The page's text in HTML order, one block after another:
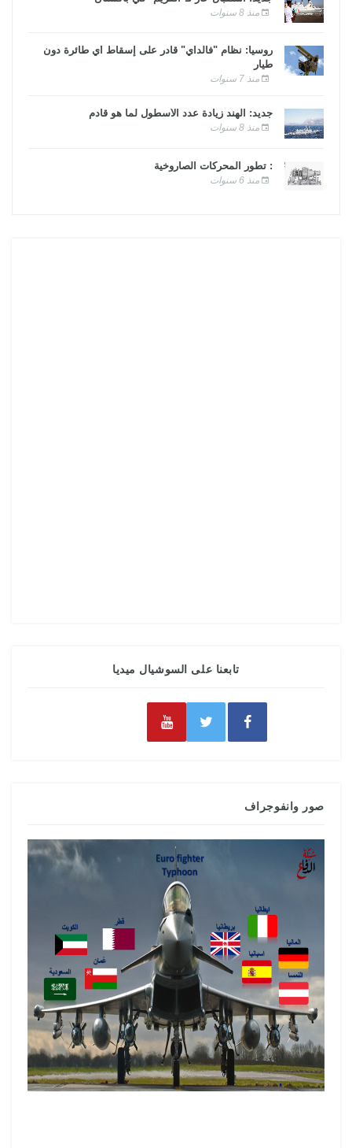
منذ 8 سنوات
روسيا: نظام "فالداي" قادر على إسقاط أي طائرة دون
طيار
منذ 7 سنوات
جديد: الهند زيادة عدد الأسطول لما هو قادم
منذ 8 سنوات
: تطور المحركات الصاروخية
منذ 6 سنوات
تابعنا على السوشيال ميديا
صور وانفوجراف